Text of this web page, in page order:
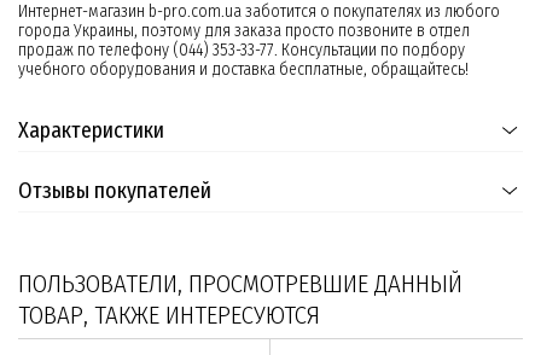
Интернет-магазин b-pro.com.ua заботится о покупателях из любого
города Украины, поэтому для заказа просто позвоните в отдел
продаж по телефону (044) 353-33-77. Консультации по подбору
учебного оборудования и доставка бесплатные, обращайтесь!
Характеристики
Отзывы покупателей
ПОЛЬЗОВАТЕЛИ, ПРОСМОТРЕВШИЕ ДАННЫЙ
ТОВАР, ТАКЖЕ ИНТЕРЕСУЮТСЯ